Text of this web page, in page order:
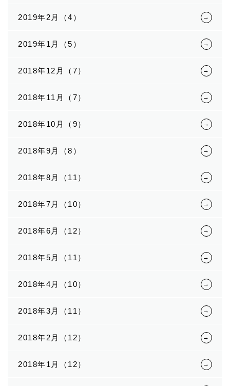
2019年2月（4）
2019年1月（5）
2018年12月（7）
2018年11月（7）
2018年10月（9）
2018年9月（8）
2018年8月（11）
2018年7月（10）
2018年6月（12）
2018年5月（11）
2018年4月（10）
2018年3月（11）
2018年2月（12）
2018年1月（12）